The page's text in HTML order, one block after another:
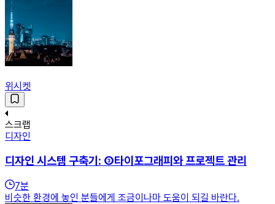
위시켓
스크랩
디자인
디자인 시스템 구축기: ③타이포그래피와 프로젝트 관리
7분
비슷한 환경에 놓인 분들에게 조금이나마 도움이 되길 바란다.